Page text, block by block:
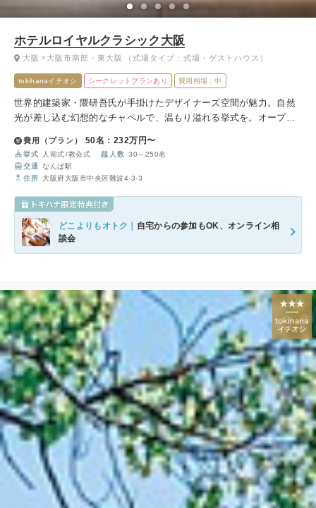
ホテルロイヤルクラシック大阪
tokihanaイチオシ シークレットプランあり 費用相場：中
​世界的建築家・隈研吾氏が手掛けたデザイナーズ空間が魅力。​自然
光が差し込む幻想的なチャペルで、温もり溢れる挙式を。​オープン
なし。​
大阪 大阪市南部・東大阪 （式場タイプ：式場・ゲストハウス）
費用（プラン） 50名：232万円〜
挙式 人前式 教会式 人数 30～250名
交通
なんば駅
住所
大阪府大阪市中央区難波4-3-3
どこよりもオトク｜ 自宅からの参加もOK、オンライン相
談会